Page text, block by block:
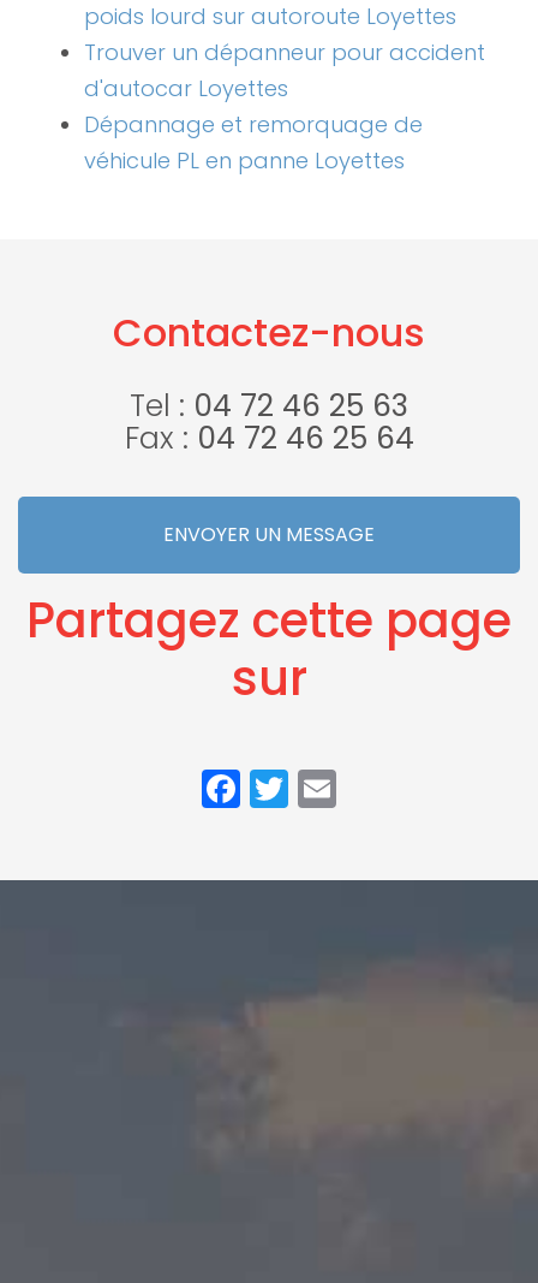
poids lourd sur autoroute Loyettes
Trouver un dépanneur pour accident
d'autocar Loyettes
Dépannage et remorquage de
véhicule PL en panne Loyettes
Contactez-nous
Tel : 04 72 46 25 63
Fax : 04 72 46 25 64
ENVOYER UN MESSAGE
Partagez cette page
sur
Facebook
Twitter